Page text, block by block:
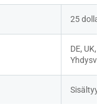
25
DE, UK,
Sisältyy